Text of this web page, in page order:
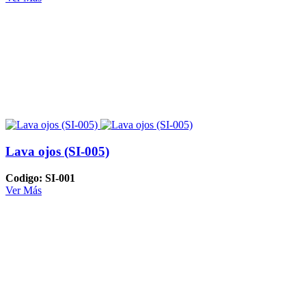
Lava ojos (SI-005)
Codigo: SI-001
Ver Más